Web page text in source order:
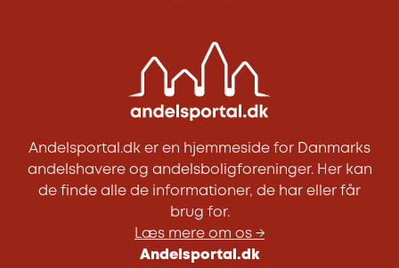
Andelsportal.dk er en hjemmeside for Danmarks
andelshavere og andelsboligforeninger. Her kan
de finde alle de informationer, de har eller får
brug for.
Læs mere om os →
Andelsportal.dk